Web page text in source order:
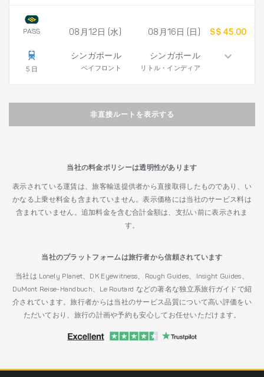
PASS
5 日
08月12日 (水)
シンガポール
ベイフロント
08月16日 (日)
シンガポール
リトル・インディア
S$ 45.00
非直接ルートを表示する
当社の料金ポリシーは透明性があります
表示されている運賃は、旅客輸送提供者から直接取得したものであり、い
かなる上乗せ料金も含まれていません。表示価格には当社のサービス料は
含まれていません。追加料金を含む合計金額は、支払い前に表示されま
す。
当社のプラットフォームは旅行者から信頼されています
当社は Lonely Planet、DK Eyewitness、Rough Guides、Insight Guides、
DuMont Reise-Handbuch、Le Routard などの著名な独立系旅行ガイドで紹
介されています。旅行者からは当社のサービス品質について高い評価をい
ただいており、旅行の計画や予約も安心してお任せいただけます。